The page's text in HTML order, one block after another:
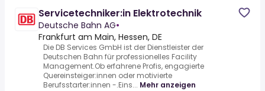
Servicetechniker:in Elektrotechnik
Deutsche Bahn AG•
Frankfurt am Main, Hessen, DE
Die DB Services GmbH ist der Dienstleister der
Deutschen Bahn für professionelles Facility
Management.Ob erfahrene Profis, engagierte
Quereinsteiger:innen oder motivierte
Berufsstarter:innen -.Eins... Mehr anzeigen